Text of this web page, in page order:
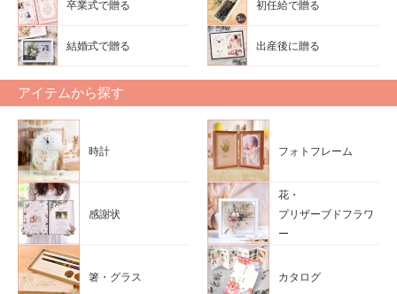
卒業式で贈る 初任給で贈る
結婚式で贈る 出産後に贈る
アイテムから探す
時計 フォトフレーム
感謝状
花・
プリザーブドフラワ
ー
箸・グラス カタログ